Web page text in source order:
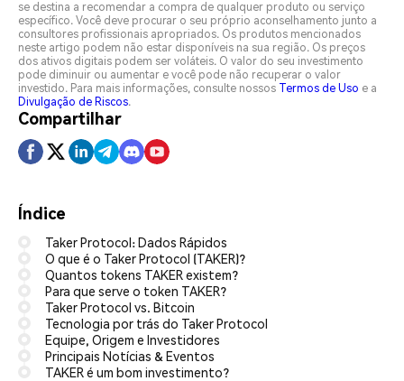
se destina a recomendar a compra de qualquer produto ou serviço
específico. Você deve procurar o seu próprio aconselhamento junto a
consultores profissionais apropriados. Os produtos mencionados
neste artigo podem não estar disponíveis na sua região. Os preços
dos ativos digitais podem ser voláteis. O valor do seu investimento
pode diminuir ou aumentar e você pode não recuperar o valor
investido. Para mais informações, consulte nossos Termos de Uso e a
Divulgação de Riscos.
Compartilhar
Índice
Taker Protocol: Dados Rápidos
O que é o Taker Protocol (TAKER)?
Quantos tokens TAKER existem?
Para que serve o token TAKER?
Taker Protocol vs. Bitcoin
Tecnologia por trás do Taker Protocol
Equipe, Origem e Investidores
Principais Notícias & Eventos
TAKER é um bom investimento?